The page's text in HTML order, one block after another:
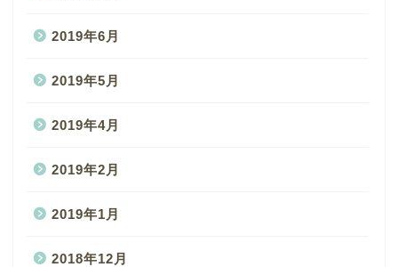
2019年6月
2019年5月
2019年4月
2019年2月
2019年1月
2018年12月